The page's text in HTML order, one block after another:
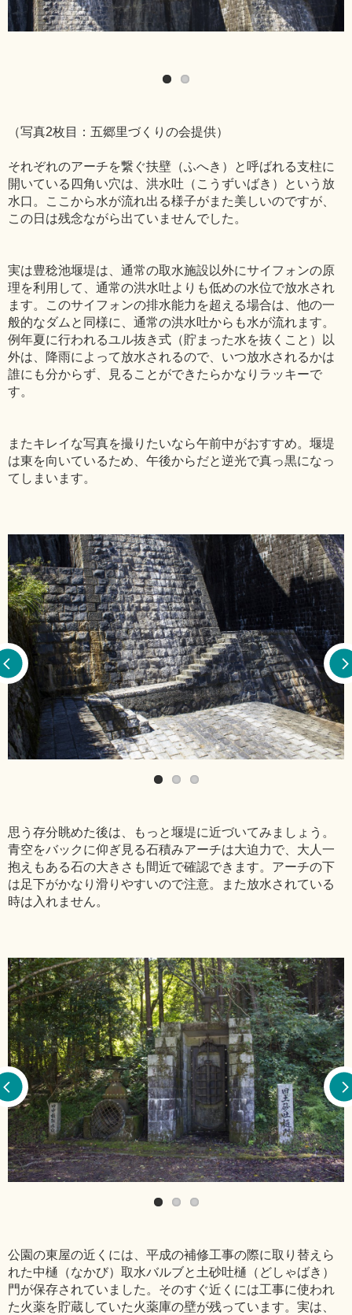
（写真2枚目：五郷里づくりの会提供）
それぞれのアーチを繋ぐ扶壁（ふへき）と呼ばれる支柱に
開いている四角い穴は、洪水吐（こうずいばき）という放
水口。ここから水が流れ出る様子がまた美しいのですが、
この日は残念ながら出ていませんでした。
実は豊稔池堰堤は、通常の取水施設以外にサイフォンの原
理を利用して、通常の洪水吐よりも低めの水位で放水され
ます。このサイフォンの排水能力を超える場合は、他の一
般的なダムと同様に、通常の洪水吐からも水が流れます。
例年夏に行われるユル抜き式（貯まった水を抜くこと）以
外は、降雨によって放水されるので、いつ放水されるかは
誰にも分からず、見ることができたらかなりラッキーで
す。
またキレイな写真を撮りたいなら午前中がおすすめ。堰堤
は東を向いているため、午後からだと逆光で真っ黒になっ
てしまいます。
思う存分眺めた後は、もっと堰堤に近づいてみましょう。
青空をバックに仰ぎ見る石積みアーチは大迫力で、大人一
抱えもある石の大きさも間近で確認できます。アーチの下
は足下がかなり滑りやすいので注意。また放水されている
時は入れません。
公園の東屋の近くには、平成の補修工事の際に取り替えら
れた中樋（なかび）取水バルブと土砂吐樋（どしゃばき）
門が保存されていました。そのすぐ近くには工事に使われ
た火薬を貯蔵していた火薬庫の壁が残っています。実は、